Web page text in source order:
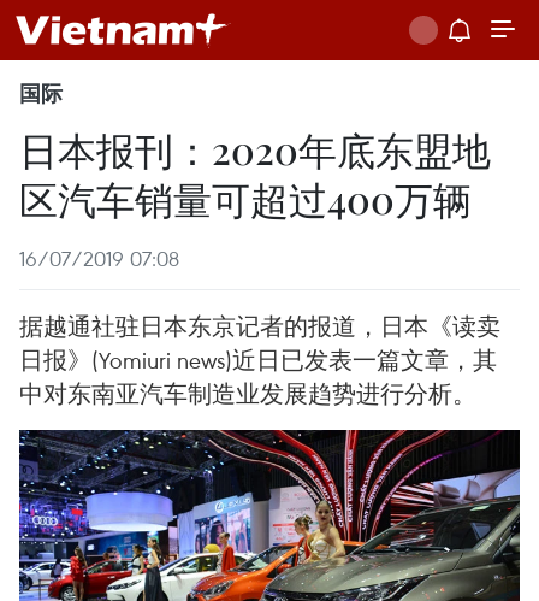
国际
日本报刊：2020年底东盟地
区汽车销量可超过400万辆
16/07/2019 07:08
据越通社驻日本东京记者的报道，日本《读卖
日报》(Yomiuri news)近日已发表一篇文章，其
中对东南亚汽车制造业发展趋势进行分析。